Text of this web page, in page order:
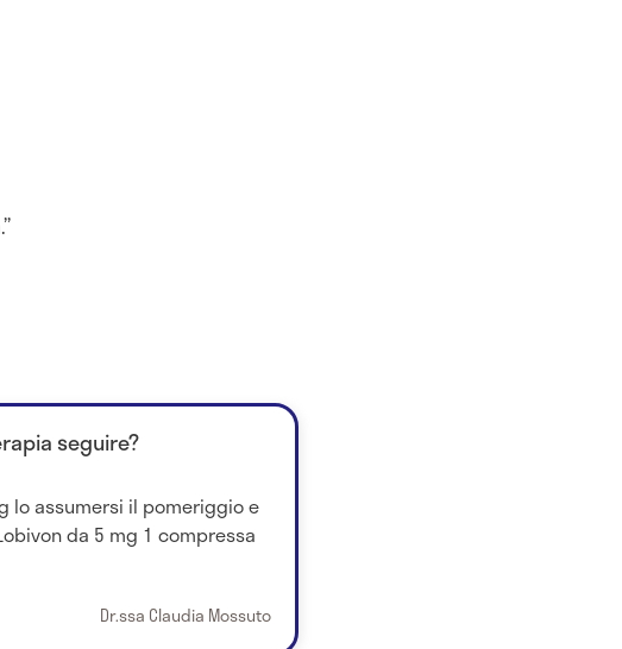
seguire?
lo assumersi il pomeriggio e
da 5 mg 1 compressa
Dr.ssa Claudia Mossuto